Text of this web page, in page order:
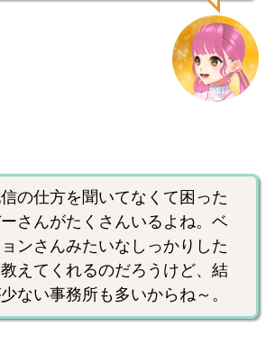
の仕方を聞いてなくて困った
さんがたくさんいるよね。ベ
ンさんみたいなしっかりした
えてくれるのだろうけど、結
ない事務所も多いからね～。